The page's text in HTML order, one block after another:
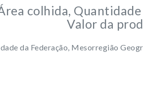
colhida,
Valor da
da Federação, Mesorregião